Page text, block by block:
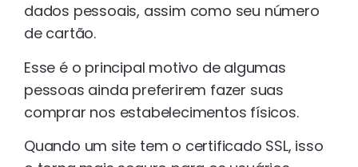
dados pessoais, assim como seu número
de cartão.
Esse é o principal motivo de algumas
pessoas ainda preferirem fazer suas
comprar nos estabelecimentos físicos.
Quando um site tem o certificado SSL, isso